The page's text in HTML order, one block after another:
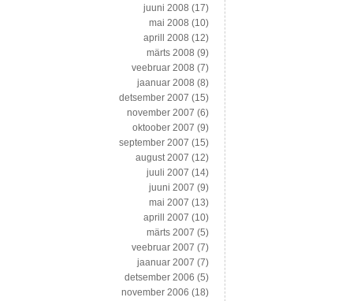
juuni 2008 (17)
mai 2008 (10)
aprill 2008 (12)
märts 2008 (9)
veebruar 2008 (7)
jaanuar 2008 (8)
detsember 2007 (15)
november 2007 (6)
oktoober 2007 (9)
september 2007 (15)
august 2007 (12)
juuli 2007 (14)
juuni 2007 (9)
mai 2007 (13)
aprill 2007 (10)
märts 2007 (5)
veebruar 2007 (7)
jaanuar 2007 (7)
detsember 2006 (5)
november 2006 (18)